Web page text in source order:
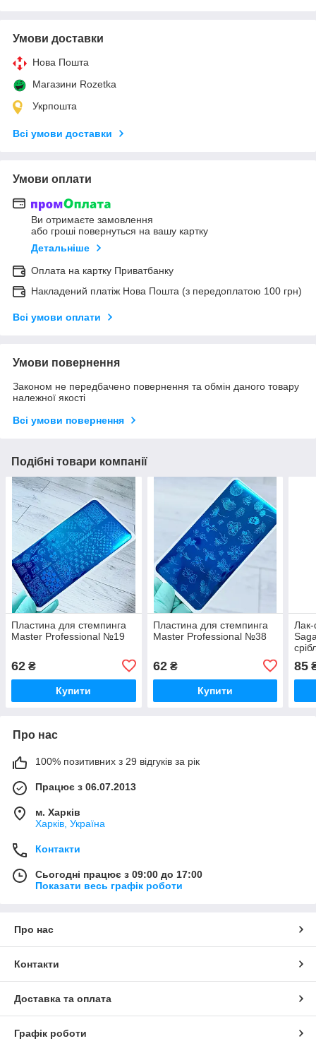
Умови доставки
Нова Пошта
Магазини Rozetka
Укрпошта
Всі умови доставки
Умови оплати
Ви отримаєте замовлення
або гроші повернуться на вашу картку
Детальніше
Оплата на картку Приватбанку
Накладений платіж Нова Пошта (з передоплатою 100 грн)
Всі умови оплати
Умови повернення
Законом не передбачено повернення та обмін даного товару
належної якості
Всі умови повернення
Подібні товари компанії
Пластина для стемпинга
Master Professional №19
62 ₴
Купити
Пластина для стемпинга
Master Professional №38
62₴
Купити
85
Про нас
100% позитивних з 29 відгуків за рік
Працює з 06.07.2013
м. Харків
Харків, Україна
Контакти
Сьогодні працює з 09:00 до 17:00
Показати весь графік роботи
Про нас
Контакти
Доставка та оплата
Графік роботи